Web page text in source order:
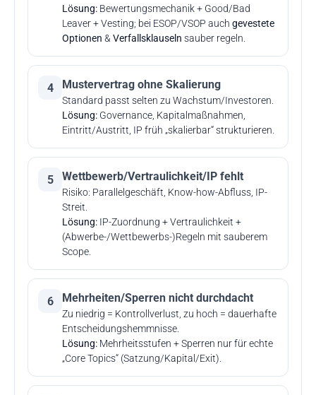
Lösung: Bewertungsmechanik + Good/Bad
Leaver + Vesting; bei ESOP/VSOP auch gevestete
Optionen & Verfallsklauseln sauber regeln.
4 Mustervertrag ohne Skalierung
Standard passt selten zu Wachstum/Investoren.
Lösung: Governance, Kapitalmaßnahmen,
Eintritt/Austritt, IP früh „skalierbar“ strukturieren.
5 Wettbewerb/Vertraulichkeit/IP fehlt
Risiko: Parallelgeschäft, Know-how-Abfluss, IP-
Streit.
Lösung: IP-Zuordnung + Vertraulichkeit +
(Abwerbe-/Wettbewerbs-)Regeln mit sauberem
Scope.
6 Mehrheiten/Sperren nicht durchdacht
Zu niedrig = Kontrollverlust, zu hoch = dauerhafte
Entscheidungshemmnisse.
Lösung: Mehrheitsstufen + Sperren nur für echte
„Core Topics“ (Satzung/Kapital/Exit).